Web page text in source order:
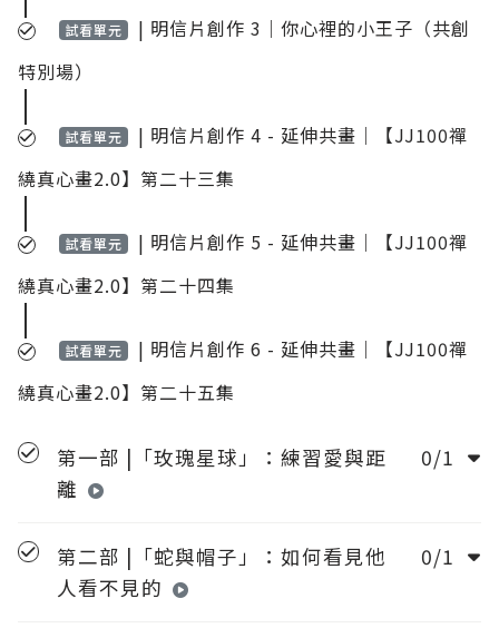
試看單元
| 明信片創作 3｜你心裡的小王子（共創
特別場）
試看單元
| 明信片創作 4 - 延伸共畫｜【JJ100禪
繞真心畫2.0】第二十三集
試看單元
| 明信片創作 5 - 延伸共畫｜【JJ100禪
繞真心畫2.0】第二十四集
試看單元
| 明信片創作 6 - 延伸共畫｜【JJ100禪
繞真心畫2.0】第二十五集
第一部 |「玫瑰星球」：練習愛與距
離
0/1
第二部 |「蛇與帽子」：如何看見他
人看不見的
0/1